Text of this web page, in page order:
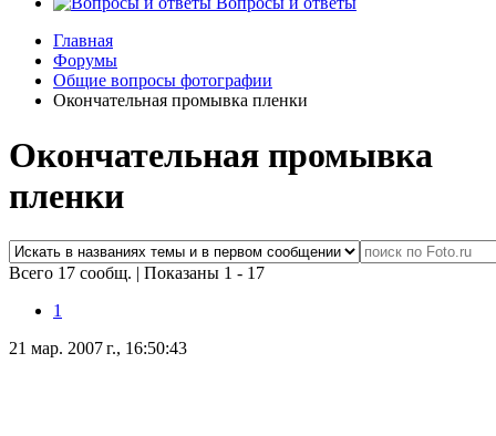
Главная
Форумы
Общие вопросы фотографии
Окончательная промывка пленки
Окончательная промывка
пленки
Всего 17 сообщ. | Показаны 1 - 17
1
21 мар. 2007 г., 16:50:43